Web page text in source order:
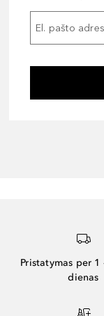
El. pašto
Pristatymas per 1
dienas